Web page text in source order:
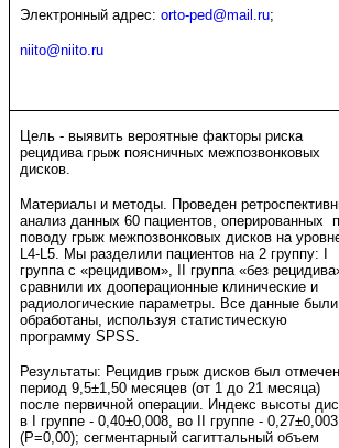
Электронный адрес:orto-ped@mail.ru;
niito@niito.ru
Цель - выявить вероятные факторы риска
рецидива грыж поясничных межпозвонковых
дисков.
Материалы и методы. Проведен
анализ данных 60 пациентов, оперированных
поводу грыж межпозвонковых дисков на
L4-L5. Мы разделили пациентов на 2 группу: I
группа с «рецидивом», II группа «без
сравнили их дооперационные клинические и
радиологические параметры. Все данные были
обработаны, используя статистическую
программу SPSS.
Результаты: Рецидив грыж дисков был
период 9,5±1,50 месяцев (от 1 до 21 месяца)
после первичной операции. Индекс высоты
в I группе - 0,40±0,008, во II группе - 0,27±0,003
(P=0,00); сегментарный сагиттальный объем